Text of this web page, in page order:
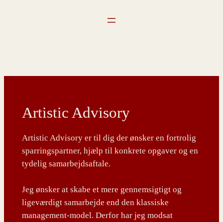
Artistic Advisory
Artistic Advisory er til dig der ønsker en fortrolig
sparringspartner, hjælp til konkrete opgaver og en
tydelig samarbejdsaftale.
Jeg ønsker at skabe et mere gennemsigtigt og
ligeværdigt samarbejde end den klassiske
management-model. Derfor har jeg modsat